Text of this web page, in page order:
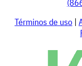
Términos de uso |